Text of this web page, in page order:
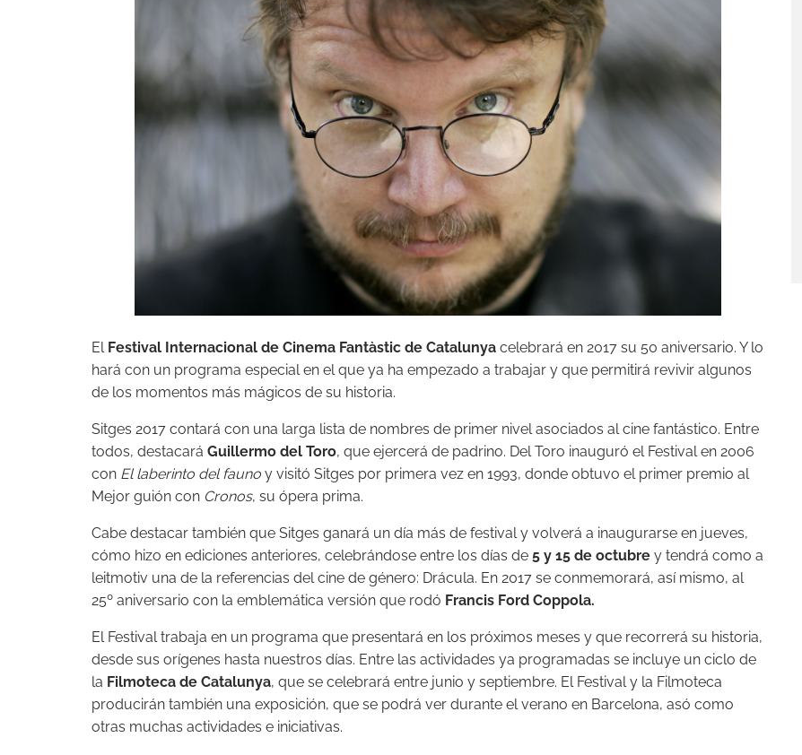
El Festival Internacional de Cinema Fantàstic de Catalunya celebrará en 2017 su 50 aniversario. Y lo
hará con un programa especial en el que ya ha empezado a trabajar y que permitirá revivir algunos
de los momentos más mágicos de su historia.
Sitges 2017 contará con una larga lista de nombres de primer nivel asociados al cine fantástico. Entre
todos, destacará Guillermo del Toro, que ejercerá de padrino. Del Toro inauguró el Festival en 2006
con El laberinto del fauno y visitó Sitges por primera vez en 1993, donde obtuvo el primer premio al
Mejor guión con Cronos, su ópera prima.
Cabe destacar también que Sitges ganará un día más de festival y volverá a inaugurarse en jueves,
cómo hizo en ediciones anteriores, celebrándose entre los días de 5 y 15 de octubre y tendrá como a
leitmotiv una de la referencias del cine de género: Drácula. En 2017 se conmemorará, así mismo, al
25º aniversario con la emblemática versión que rodó Francis Ford Coppola.
El Festival trabaja en un programa que presentará en los próximos meses y que recorrerá su historia,
desde sus orígenes hasta nuestros días. Entre las actividades ya programadas se incluye un ciclo de
la Filmoteca de Catalunya, que se celebrará entre junio y septiembre. El Festival y la Filmoteca
producirán también una exposición, que se podrá ver durante el verano en Barcelona, asó como
otras muchas actividades e iniciativas.